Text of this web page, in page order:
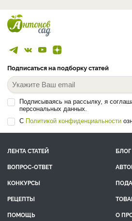
Подписаться на подборку статей
Подписываясь на рассылку, я
персональных данных.
С Политикой конфиденциальности
ЛЕНТА СТАТЕЙ
БЛОГ
ВОПРОС-ОТВЕТ
КОНКУРСЫ
РЕЦЕПТЫ
ПОМОЩЬ
О